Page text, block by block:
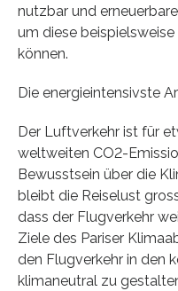
nutzbar und
um diese
können.
Die energieintensivste
Der Luftverkehr ist für
weltweiten CO2-
Bewusstsein über die
bleibt die Reiselust
dass der Flugverkehr
Ziele des Pariser
den Flugverkehr in den
klimaneutral zu